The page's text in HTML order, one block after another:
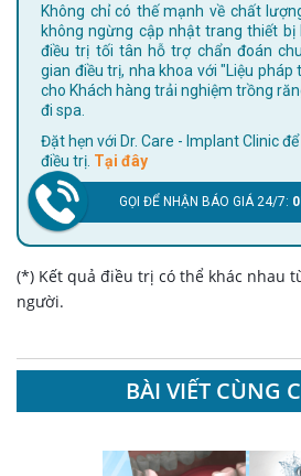
Không chỉ có thế mạnh về chất lượng điều trị, Dr. Care còn
không ngừng cập nhật trang thiết bị
điều trị tối tân hỗ trợ chẩn đoán
gian điều trị, nha khoa với "Liệu
cho Khách hàng trải nghiệm trồng
đi spa.
Đặt hẹn với Dr. Care - Implant Clinic để thăm khám, tư vấn và
điều trị. Tại đây
GỌI ĐỂ NHẬN BÁO GIÁ 24/7:
(*) Kết quả điều trị có thể khác nhau
người.
BÀI VIẾT CÙNG